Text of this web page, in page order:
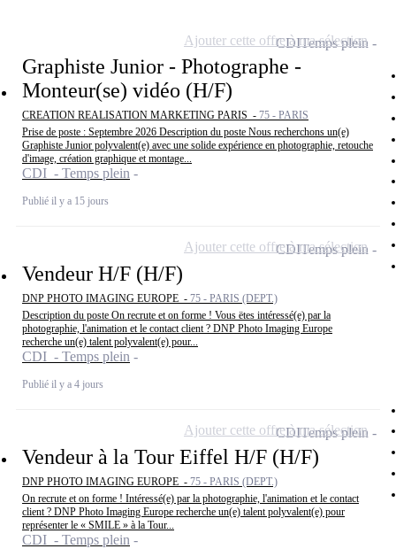
Graphiste Junior - Photographe -
Monteur(se) vidéo (H/F)
CREATION REALISATION MARKETING PARIS - 75 - PARIS
Prise de poste : Septembre 2026 Description du poste Nous recherchons un(e)
Graphiste Junior polyvalent(e) avec une solide expérience en photographie, retouche
d'image, création graphique et montage...
CDI - Temps plein
Publié il y a 15 jours
CDITemps plein
Ajouter cette offre à ma sélection
Vendeur H/F (H/F)
DNP PHOTO IMAGING EUROPE - 75 - PARIS (DEPT.)
Description du poste On recrute et on forme ! Vous ëtes intéressé(e) par la
photographie, l'animation et le contact client ? DNP Photo Imaging Europe
recherche un(e) talent polyvalent(e) pour...
CDI - Temps plein
Publié il y a 4 jours
CDITemps plein
Ajouter cette offre à ma sélection
Vendeur à la Tour Eiffel H/F (H/F)
DNP PHOTO IMAGING EUROPE - 75 - PARIS (DEPT.)
On recrute et on forme ! Intéressé(e) par la photographie, l'animation et le contact
client ? DNP Photo Imaging Europe recherche un(e) talent polyvalent(e) pour
représenter le « SMILE » à la Tour...
CDI - Temps plein
CDITemps plein
Ajouter cette offre à ma sélection